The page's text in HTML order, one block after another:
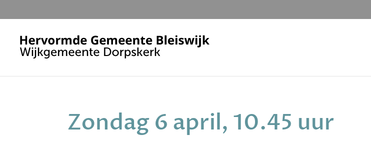
Zondag 6 april, 10.45 uur